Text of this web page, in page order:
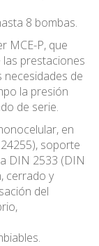
8 bombas.
MCE-P, que
prestaciones
necesidades de
la presión
de serie.
en
soporte
DIN 2533 (DIN
cerrado y
del